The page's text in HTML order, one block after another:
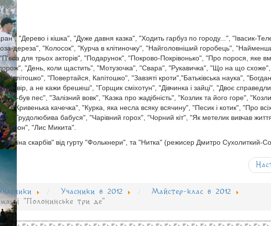
"Дерево і кішка", "Дуже давня казка", "Ходить гарбуз по городу...", "Івасик-
дереза", "Колосок", "Курча в клітиночку", "Найголовніший горобець",
для трьох акторів", "Подарунок", "Покрово-Покрівонько", "Про порося, яке
"День, коли щастить", "Мотузочка", "Свара", "Рукавичка", "Що на що схоже",
"Повертайся, Капітошко", "Завзяті кроти","Батьківська наука",
не вір, а не кажи брешеш", "Горщик сміхотун", "Дівчинка і зайці", "Двоє
був пес", "Залізний вовк", "Казка про жадібність", "Козлик та його горе",
"Кривенька качечка", "Курка, яка несла всяку всячину", "Песик і котик", "Про
"Трудолюбива бабуся", "Чарівний горох", "Чорний кіт", "Як метелик вивчав
"Лис Микита".
скарбів" від гурту "Фолькнери", та "Нитка" (режисер Дмитро Сухолиткий-
Учасники в 2012
Майстер-клас в 2012
"Полонинське три де"